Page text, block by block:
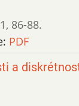
1, 86-88.
PDF
a